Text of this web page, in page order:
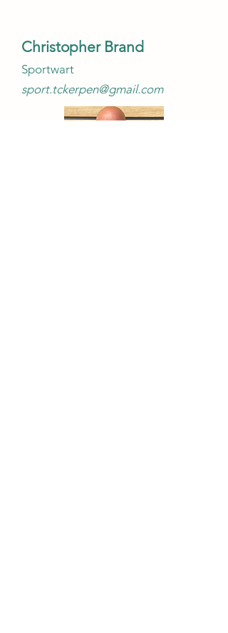
Christopher Brand
Sportwart
sport.tckerpen@gmail.com